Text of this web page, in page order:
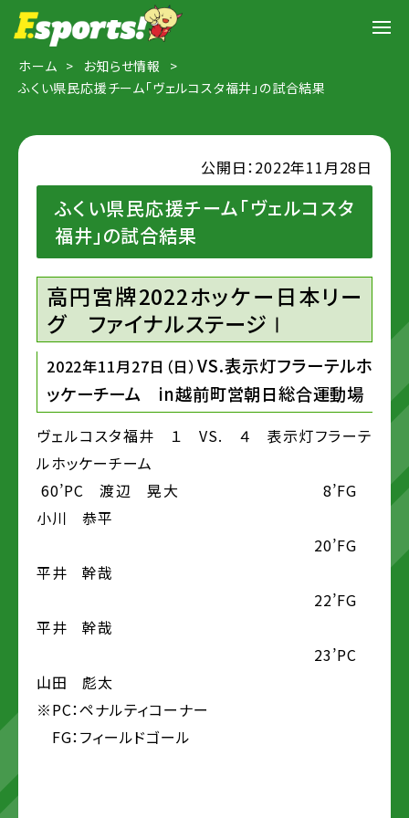
ホーム
お知らせ情報
ふくい県民応援チーム「ヴェルコスタ福井」の試合結果
公開日：2022年11月28日
ふくい県民応援チーム「ヴェルコスタ
福井」の試合結果
高円宮牌2022ホッケー日本リー
グ ファイナルステージⅠ
2022年11月27日（日）VS.表示灯フラーテルホ
ッケーチーム in越前町営朝日総合運動場
ヴェルコスタ福井 １ VS. ４ 表示灯フラーテ
ルホッケーチーム
60’PC 渡辺 晃大 8’FG
小川 恭平
20’FG
平井 幹哉
22’FG
平井 幹哉
23’PC
山田 彪太
※PC：ペナルティコーナー
FG：フィールドゴール